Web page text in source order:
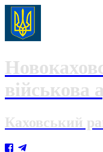
військова
Каховський